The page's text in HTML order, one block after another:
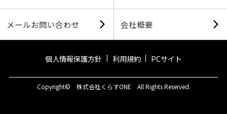
メールお問い合わせ 会社概要
個人情報保護方針 利用規約 PCサイト
Copyright© 株式会社くらすONE All Rights Reserved.